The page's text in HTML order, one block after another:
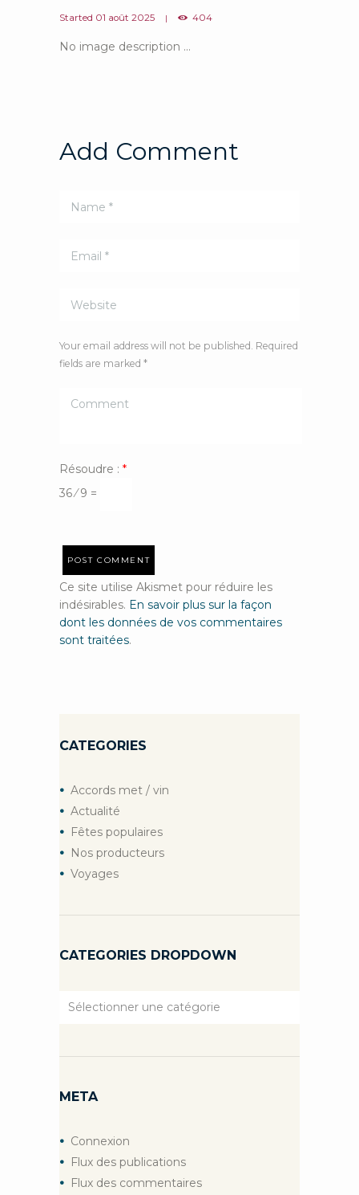
Started 01 août 2025 404
No image description ...
Add Comment
Your email address will not be published. Required
fields are marked *
Résoudre : *
36 ⁄ 9 =
Ce site utilise Akismet pour réduire les
indésirables. En savoir plus sur la façon
dont les données de vos commentaires
sont traitées.
CATEGORIES
Accords met / vin
Actualité
Fêtes populaires
Nos producteurs
Voyages
CATEGORIES DROPDOWN
Categories
META
Connexion
Flux des publications
Flux des commentaires